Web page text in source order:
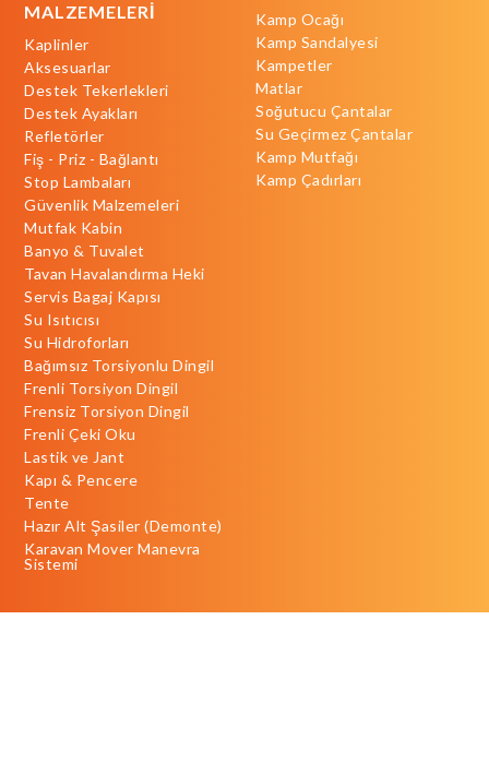
MALZEMELERİ
Kaplinler
Aksesuarlar
Destek Tekerlekleri
Destek Ayakları
Refletörler
Fiş - Priz - Bağlantı
Stop Lambaları
Güvenlik Malzemeleri
Mutfak Kabin
Banyo & Tuvalet
Tavan Havalandırma Heki
Servis Bagaj Kapısı
Su Isıtıcısı
Su Hidroforları
Bağımsız Torsiyonlu Dingil
Frenli Torsiyon Dingil
Frensiz Torsiyon Dingil
Frenli Çeki Oku
Lastik ve Jant
Kapı & Pencere
Tente
Hazır Alt Şasiler (Demonte)
Karavan Mover Manevra
Sistemi
Kamp Ocağı
Kamp Sandalyesi
Kampetler
Matlar
Soğutucu Çantalar
Su Geçirmez Çantalar
Kamp Mutfağı
Kamp Çadırları